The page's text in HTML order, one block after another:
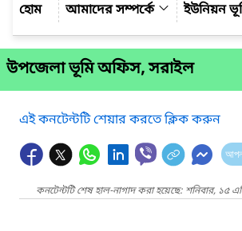
আমাদের সম্পর্কে
ইউনিয়ন
উপজেলা ভূমি অফিস, সরাইল
এই কনটেন্টটি শেয়ার করতে ক্লিক করুন
কনটেন্টটি শেষ হাল-নাগাদ করা হয়েছে: শনিবার, ১৫